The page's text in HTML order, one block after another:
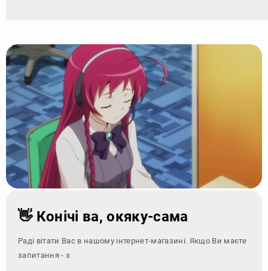
👋 Конічі ва, окяку-сама
Раді вітати Вас в нашому інтернет-магазині. Якщо Ви маєте
запитання - зверніться за контакт